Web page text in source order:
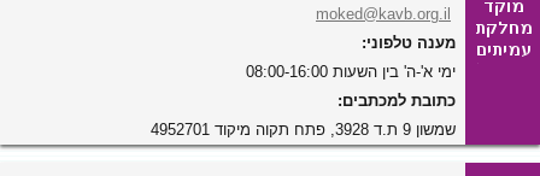
moked@kavb.org.il
מענה טלפוני:
ימי א'-ה' בין השעות 08:00-16:00
כתובת למכתבים:
שמשון 9 ת.ד 3928, פתח תקוה מיקוד 4952701